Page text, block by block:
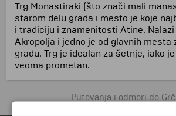
Trg Monastiraki (što znači mali
starom delu grada i mesto je koje
i tradiciju i znamenitosti Atine.
Akropolja i jedno je od glavnih mesta
gradu. Trg je idealan za šetnje, iako
veoma prometan.
Putovanja i odmori do